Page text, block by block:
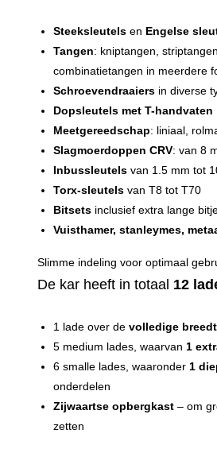
Steeksleutels en Engelse
Tangen: kniptangen,
combinatietangen in meerdere
Schroevendraaiers in diverse
Dopsleutels met T-handvaten
Meetgereedschap: liniaal,
Slagmoerdoppen CRV: van 8
Inbussleutels van 1.5 mm tot
Torx-sleutels van T8 tot T70
Bitsets inclusief extra lange
Vuisthamer, stanleymes,
Slimme indeling voor optimaal
De kar heeft in totaal 12
1 lade over de volledige
5 medium lades, waarvan 1
6 smalle lades, waaronder 1
onderdelen
Zijwaartse opbergkast – om
zetten